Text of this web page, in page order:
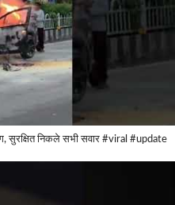
सुरक्षित निकले सभी सवार #viral #update